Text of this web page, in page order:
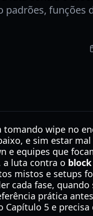
padrões, funções
tomando wipe no
e sim estar
e equipes que
luta contra o
mistos e setups
cada fase,
prática
Capítulo 5 e